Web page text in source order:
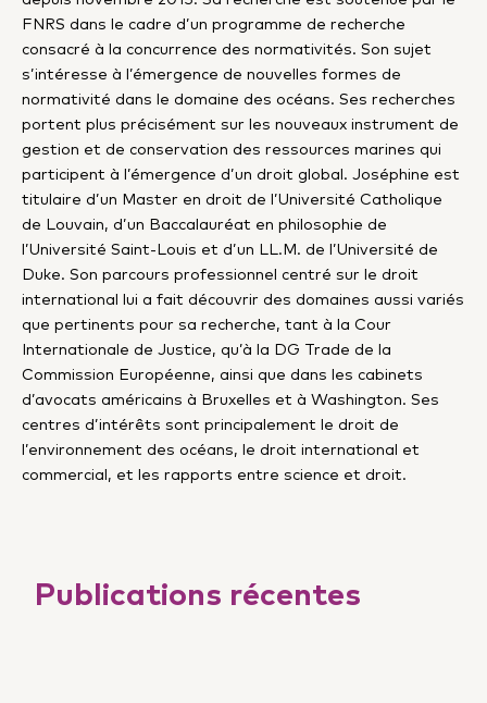
FNRS dans le cadre d’un programme de recherche
consacré à la concurrence des normativités. Son sujet
s’intéresse à l’émergence de nouvelles formes de
normativité dans le domaine des océans. Ses recherches
portent plus précisément sur les nouveaux instrument de
gestion et de conservation des ressources marines qui
participent à l’émergence d’un droit global. Joséphine est
titulaire d’un Master en droit de l’Université Catholique
de Louvain, d’un Baccalauréat en philosophie de
l’Université Saint-Louis et d’un LL.M. de l’Université de
Duke. Son parcours professionnel centré sur le droit
international lui a fait découvrir des domaines aussi variés
que pertinents pour sa recherche, tant à la Cour
Internationale de Justice, qu’à la DG Trade de la
Commission Européenne, ainsi que dans les cabinets
d’avocats américains à Bruxelles et à Washington. Ses
centres d’intérêts sont principalement le droit de
l’environnement des océans, le droit international et
commercial, et les rapports entre science et droit.
Publications récentes